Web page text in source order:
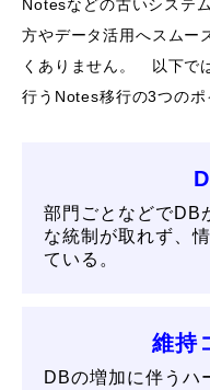
Notesなどの古いシステ
方やデータ活用へスムー
くありません。
以下で
行うNotes移行の3つのポ
部門ごとなどでDB
な統制が取れず、
ている。
維持
DBの増加に伴うハ